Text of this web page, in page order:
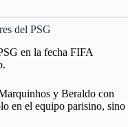
del PSG
en la fecha FIFA
y Beraldo con
en el equipo parisino, sino